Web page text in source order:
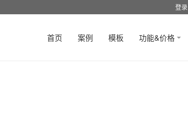
登录
首页 案例 模板 功能&价格